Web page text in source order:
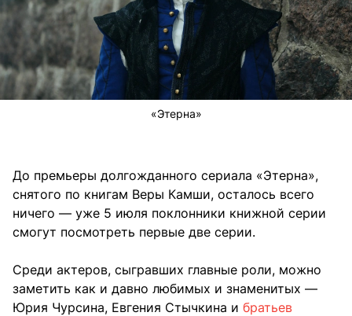
«Этерна»
До премьеры долгожданного сериала «Этерна»,
снятого по книгам Веры Камши, осталось всего
ничего — уже 5 июля поклонники книжной серии
смогут посмотреть первые две серии.
Среди актеров, сыгравших главные роли, можно
заметить как и давно любимых и знаменитых —
Юрия Чурсина, Евгения Стычкина и братьев